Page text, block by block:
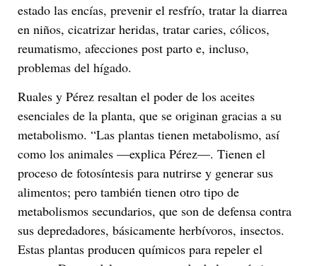
estado las encías, prevenir el resfrío, tratar la diarrea
en niños, cicatrizar heridas, tratar caries, cólicos,
reumatismo, afecciones post parto e, incluso,
problemas del hígado.
Ruales y Pérez resaltan el poder de los aceites
esenciales de la planta, que se originan gracias a su
metabolismo. “Las plantas tienen metabolismo, así
como los animales —explica Pérez—. Tienen el
proceso de fotosíntesis para nutrirse y generar sus
alimentos; pero también tienen otro tipo de
metabolismos secundarios, que son de defensa contra
sus depredadores, básicamente herbívoros, insectos.
Estas plantas producen químicos para repeler el